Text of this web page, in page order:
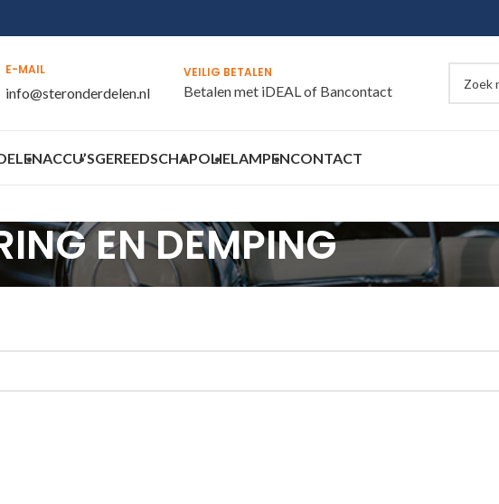
E-MAIL
info@steronderdelen.nl
VEILIG BETALEN
Betalen met iDEAL of Bancontact
ACCU’SGEREEDSCHAPOLIELAMPENCONTACT
EN DEMPING